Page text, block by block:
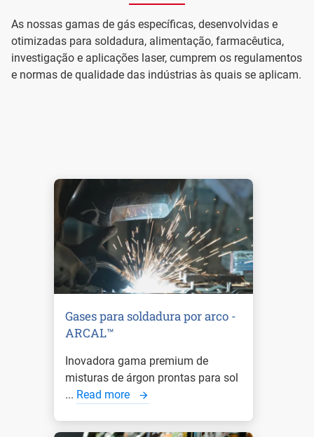
As nossas gamas de gás específicas, desenvolvidas e
otimizadas para soldadura, alimentação, farmacêutica,
investigação e aplicações laser, cumprem os regulamentos
e normas de qualidade das indústrias às quais se aplicam.
Gases para soldadura por arco -
ARCAL™
Inovadora gama premium de
misturas de árgon prontas para sol
... Read more